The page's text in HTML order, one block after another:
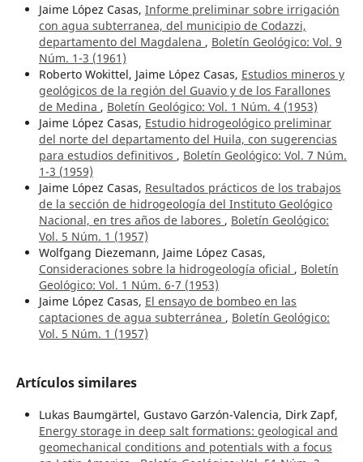
Jaime López Casas, Informe preliminar sobre irrigación
con agua subterranea, del municipio de Codazzi,
departamento del Magdalena , Boletín Geológico: Vol. 9
Núm. 1-3 (1961)
Roberto Wokittel, Jaime López Casas, Estudios mineros y
geológicos de la región del Guavio y de los Farallones
de Medina , Boletín Geológico: Vol. 1 Núm. 4 (1953)
Jaime López Casas, Estudio hidrogeológico preliminar
del norte del departamento del Huila, con sugerencias
para estudios definitivos , Boletín Geológico: Vol. 7 Núm.
1-3 (1959)
Jaime López Casas, Resultados prácticos de los trabajos
de la sección de hidrogeología del Instituto Geológico
Nacional, en tres años de labores , Boletín Geológico:
Vol. 5 Núm. 1 (1957)
Wolfgang Diezemann, Jaime López Casas,
Consideraciones sobre la hidrogeología oficial , Boletín
Geológico: Vol. 1 Núm. 6-7 (1953)
Jaime López Casas, El ensayo de bombeo en las
captaciones de agua subterránea , Boletín Geológico:
Vol. 5 Núm. 1 (1957)
Artículos similares
Lukas Baumgärtel, Gustavo Garzón-Valencia, Dirk Zapf,
Energy storage in deep salt formations: geological and
geomechanical conditions and potentials with a focus